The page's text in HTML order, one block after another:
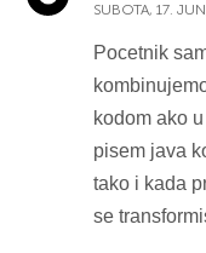
SUBOTA, 17.
Pocetnik
kodom ako
pisem java
tako i kada
se